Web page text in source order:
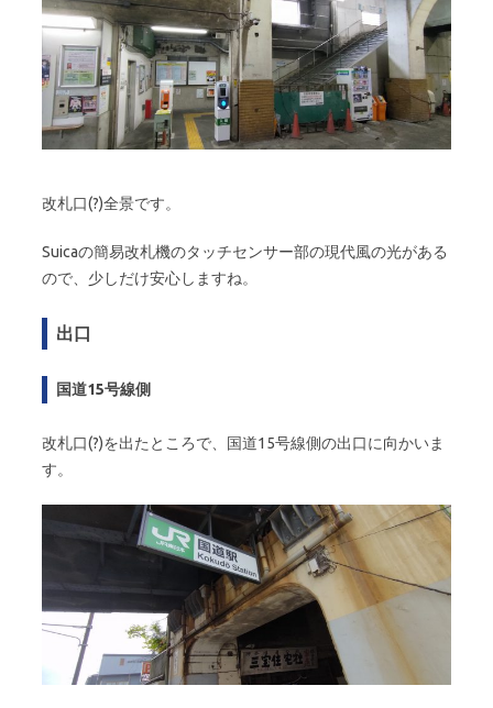
改札口(?)全景です。
Suicaの簡易改札機のタッチセンサー部の現代風の光がある
ので、少しだけ安心しますね。
出口
国道15号線側
改札口(?)を出たところで、国道15号線側の出口に向かいま
す。